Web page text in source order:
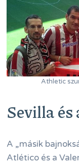
Athletic
Sevilla
A „másik
Atlético és a